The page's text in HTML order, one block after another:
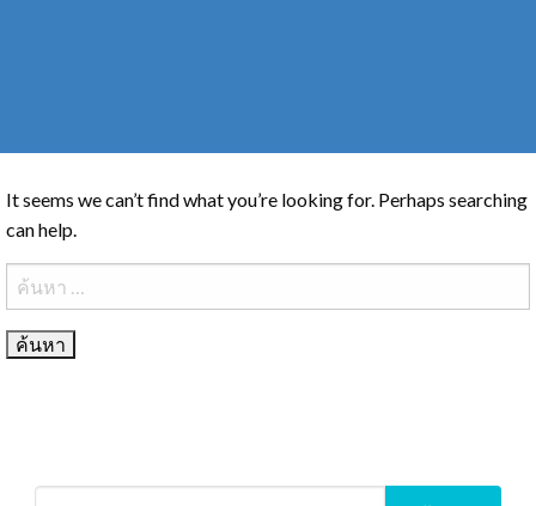
It seems we can’t find what you’re looking for. Perhaps searching
can help.
ค้นหา
สำหรับ: